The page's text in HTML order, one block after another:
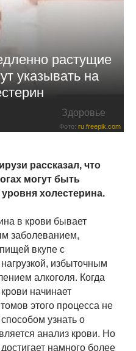
растущие
указывать на
Здоровье
Фото: ru.freepik.com
рассказал, что
могут быть
холестерина.
в крови бывает
заболеванием,
вкупе с
избыточным
алкоголя. Когда
начинает
этого процесса не
узнать о
анализ крови. Но
намного более